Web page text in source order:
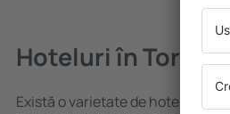
Hoteluri în Torino
Există o varietate de hoteluri